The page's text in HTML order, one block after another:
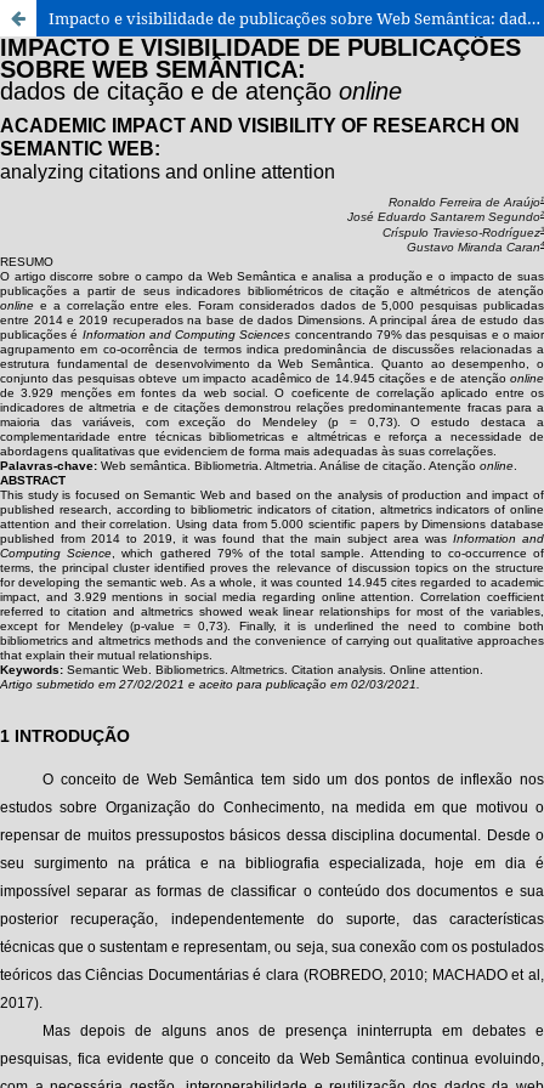
Impacto e visibilidade de publicações sobre Web Semântica: dados de citação e de atenção online